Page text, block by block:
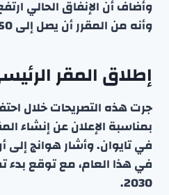
وأنه من المقرر أن يصل إلى 150 مليار دولار كل عام.
إطلاق المقر
جرت هذه التصريحات خلال
بمناسبة الإعلان عن إنشاء
في تايوان. وأشار هوانج
في هذا العام، مع توقع
2030.